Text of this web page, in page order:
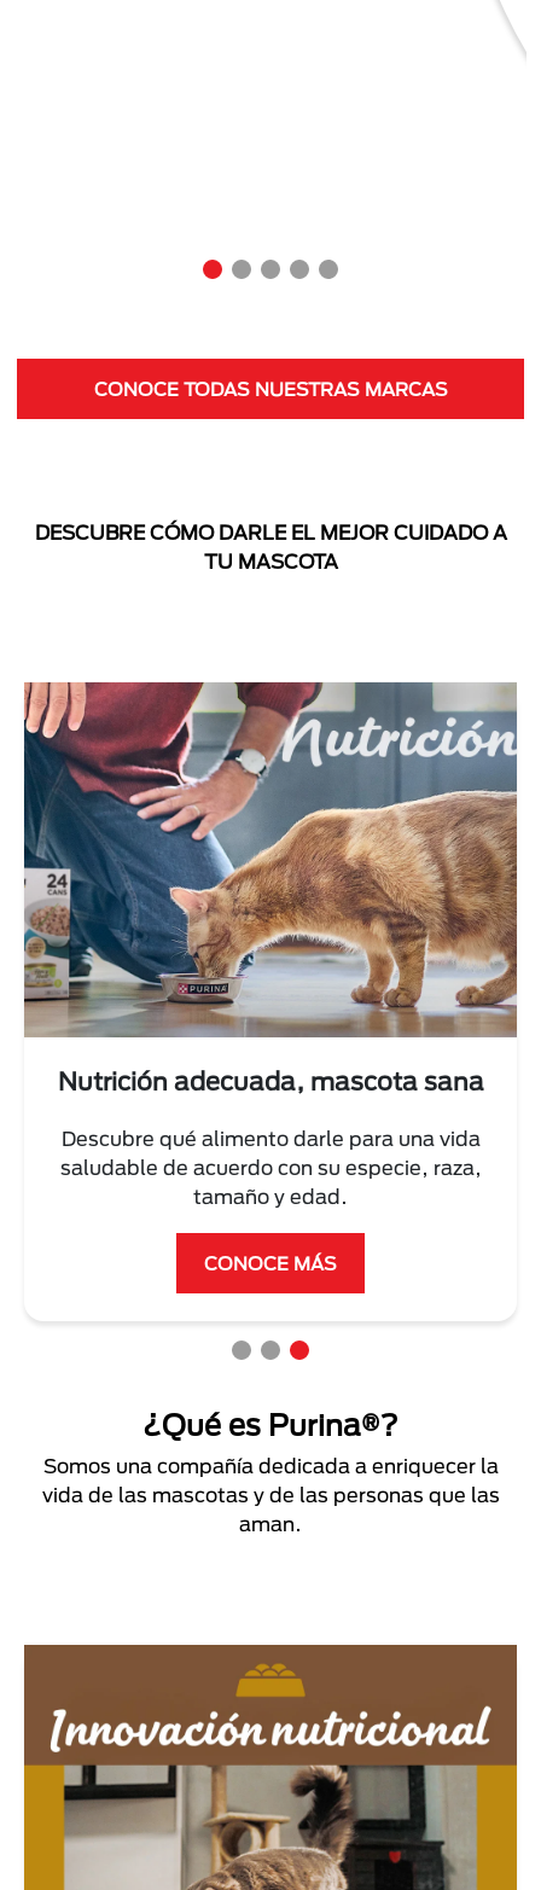
Next
CONOCE TODAS NUESTRAS MARCAS
DESCUBRE CÓMO DARLE EL MEJOR CUIDADO A
TU MASCOTA
Nutrición adecuada, mascota sana
Descubre qué alimento darle para una vida
saludable de acuerdo con su especie, raza,
tamaño y edad.
CONOCE MÁS
¿Qué es Purina®?
Somos una compañía dedicada a enriquecer la
vida de las mascotas y de las personas que las
aman.